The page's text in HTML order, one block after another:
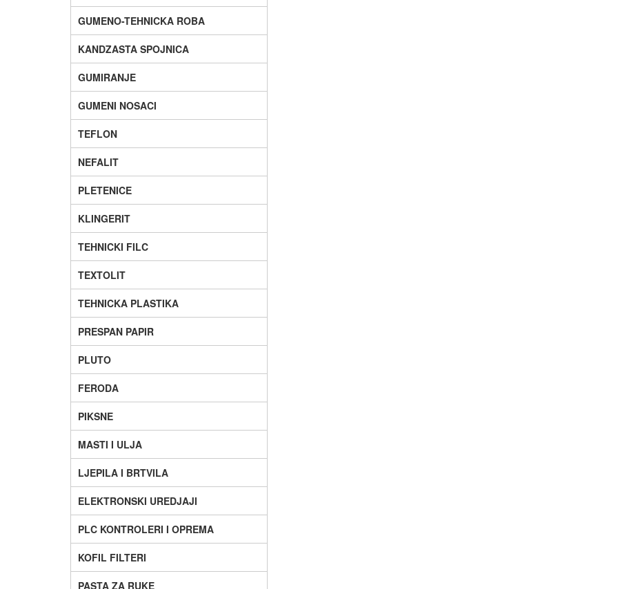
GUMENO-TEHNICKA ROBA
KANDZASTA SPOJNICA
GUMIRANJE
GUMENI NOSACI
TEFLON
NEFALIT
PLETENICE
KLINGERIT
TEHNICKI FILC
TEXTOLIT
TEHNICKA PLASTIKA
PRESPAN PAPIR
PLUTO
FERODA
PIKSNE
MASTI I ULJA
LJEPILA I BRTVILA
ELEKTRONSKI UREDJAJI
PLC KONTROLERI I OPREMA
KOFIL FILTERI
PASTA ZA RUKE